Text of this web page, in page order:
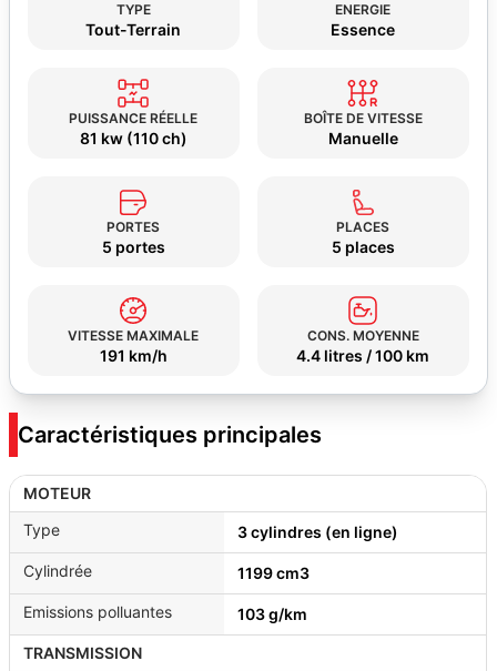
TYPE
Tout-Terrain
ENERGIE
Essence
PUISSANCE RÉELLE
81 kw (110 ch)
BOÎTE DE VITESSE
Manuelle
PORTES
5 portes
PLACES
5 places
VITESSE MAXIMALE
191 km/h
CONS. MOYENNE
4.4 litres / 100 km
Caractéristiques principales
MOTEUR
Type
3 cylindres (en ligne)
Cylindrée 1199 cm3
Emissions polluantes 103 g/km
TRANSMISSION